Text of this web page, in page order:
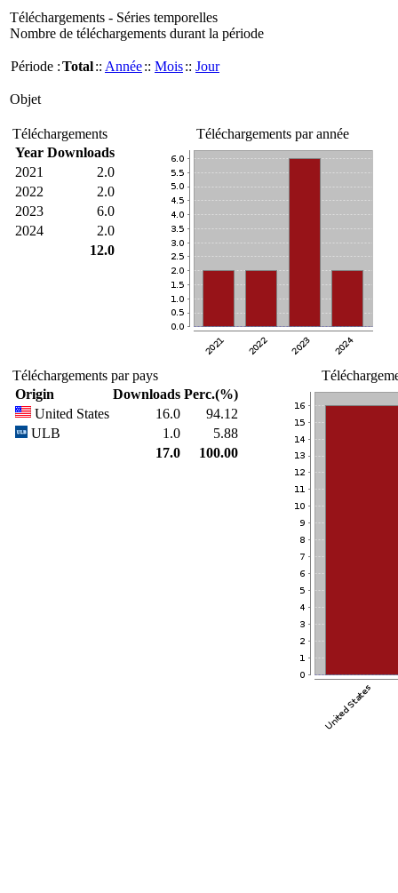
Téléchargements - Séries temporelles
Nombre de téléchargements durant la période
Période :Total:: Année:: Mois:: Jour
Objet
Téléchargements
Year Downloads
2021
2.0
2022
2.0
2023
6.0
2024
2.0
12.0
Téléchargements par année
Téléchargements par pays
Origin
Downloads Perc.(%)
United States
16.0
94.12
ULB
1.0
5.88
17.0
100.00